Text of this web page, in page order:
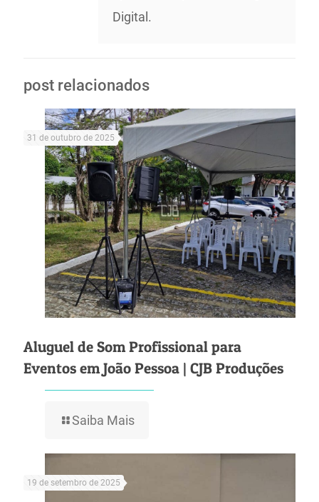
Digital.
post relacionados
31 de outubro de 2025
Aluguel de Som Profissional para
Eventos em João Pessoa | CJB Produções
Saiba Mais
19 de setembro de 2025